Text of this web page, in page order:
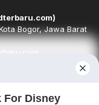
Bogor, Jawa Barat